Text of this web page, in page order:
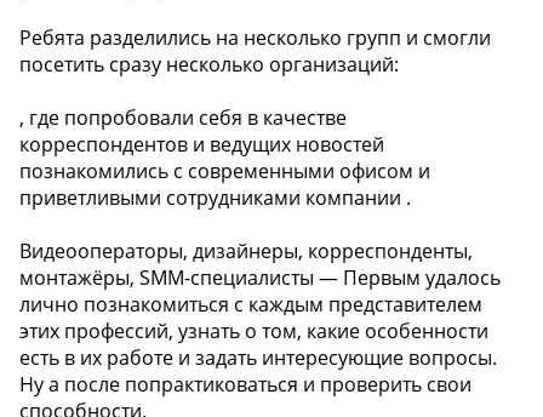
Ребята разделились на несколько групп и смогли
посетить сразу несколько организаций:
, где попробовали себя в качестве
корреспондентов и ведущих новостей
познакомились с современными офисом и
приветливыми сотрудниками компании .
Видеооператоры, дизайнеры, корреспонденты,
монтажёры, SMM-специалисты — Первым удалось
лично познакомиться с каждым представителем
этих профессий, узнать о том, какие особенности
есть в их работе и задать интересующие вопросы.
Ну а после попрактиковаться и проверить свои
способности.